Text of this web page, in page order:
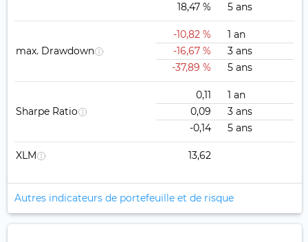
18,47 %
5 ans
max. Drawdown
-10,82 %
1 an
-16,67 %
3 ans
-37,89 %
5 ans
Sharpe Ratio
0,11
1 an
0,09
3 ans
-0,14
5 ans
XLM 13,62
Autres indicateurs de portefeuille et de risque